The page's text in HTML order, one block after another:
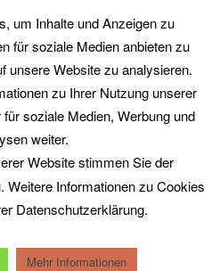
Kurt Röttgers
um Inhalte und Anzeigen zu
für soziale Medien anbieten zu
unsere Website zu analysieren.
zu Ihrer Nutzung unserer
soziale Medien, Werbung und
weiter.
Website stimmen Sie der
Weitere Informationen zu Cookies
Datenschutzerklärung.
Mehr Informationen